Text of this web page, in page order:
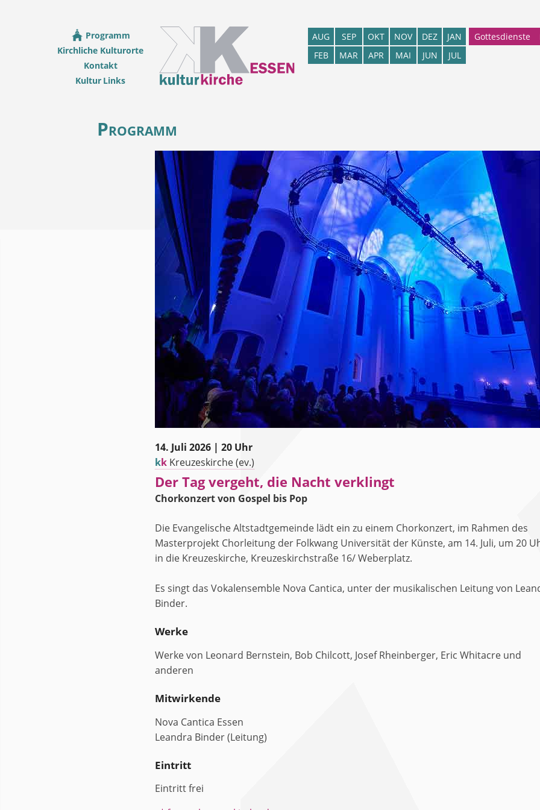
Programm
Kirchliche Kulturorte
Kontakt
Kultur Links
AUG SEP OKT NOV DEZ
JAN
FEB
MAR APR MAI JUN JUL
Gottesdienste
Programm
14. Juli 2026 | 20 Uhr
kkKreuzeskirche (ev.)
Der Tag vergeht, die Nacht verklingt
Chorkonzert von Gospel bis Pop
Die Evangelische Altstadtgemeinde lädt ein zu einem Chorkonzert, im Rahmen des
Masterprojekt Chorleitung der Folkwang Universität der Künste, am 14. Juli, um 20
in die Kreuzeskirche, Kreuzeskirchstraße 16/ Weberplatz.
Es singt das Vokalensemble Nova Cantica, unter der musikalischen Leitung von
Binder.
Werke
Werke von Leonard Bernstein, Bob Chilcott, Josef Rheinberger, Eric Whitacre und
anderen
Mitwirkende
Nova Cantica Essen
Leandra Binder (Leitung)
Eintritt
Eintritt frei